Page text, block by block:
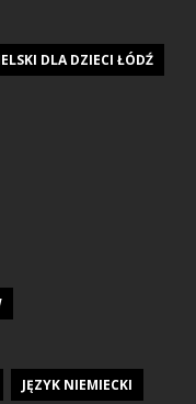
DLA DZIECI ŁÓDŹ
JĘZYK NIEMIECKI